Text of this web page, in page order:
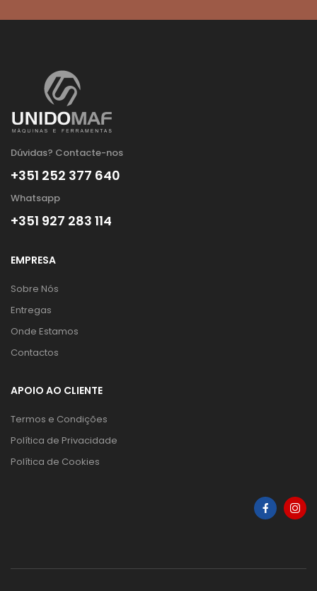
Dúvidas? Contacte-nos
+351 252 377 640
Whatsapp
+351 927 283 114
EMPRESA
Sobre Nós
Entregas
Onde Estamos
Contactos
APOIO AO CLIENTE
Termos e Condições
Política de Privacidade
Política de Cookies